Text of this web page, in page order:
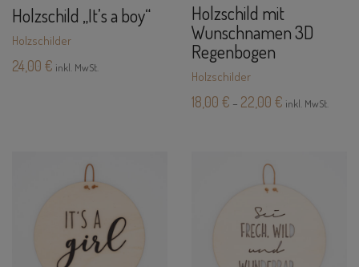
Holzschild „It’s a boy“
Holzschilder
24,00 € inkl. MwSt.
Holzschild mit
Wunschnamen 3D
Regenbogen
Holzschilder
18,00 € – 22,00 € inkl. MwSt.